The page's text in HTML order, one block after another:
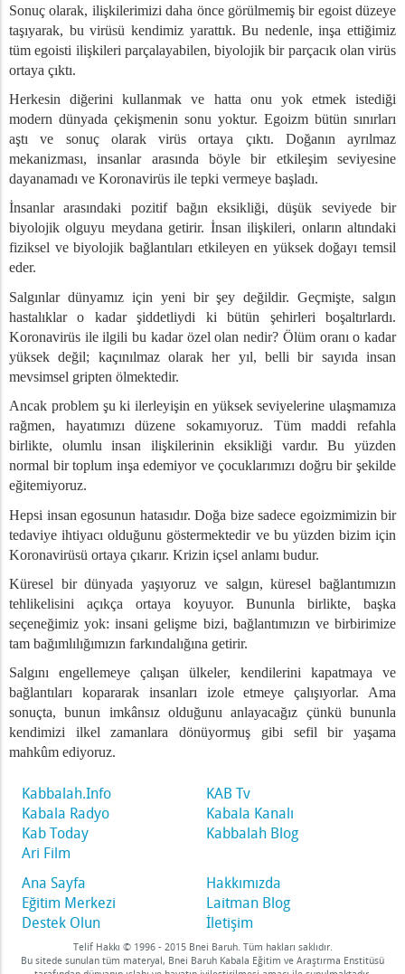
Toplumun Pasifliği
Gözden Geçirme Zamanı
Virüs
Öğrenmek
Umursamamanın Bir Göstergesi
Doğru Bir İtiş
Bağlayacak
Bir Sonucudur
Hangi Hazları Hazırlıyor?
Nasıl Olacak?
Huzursuzluk Tehlikesi, Bölüm 1
Huzursuzluk Tehlikesi, Bölüm 2
Belirliyor
Çıkacak
Veriyoruz ?
Bir Sonucudur
Yayılmasını Durdurabilir Mi?
Üstesinden Nasıl Gelinir
Bağlar Yeniden Kurulmalı
Çabuk Öğrenirsek, O Kadar Çabuk İyileşeceğiz - Dr.
Nasıl Karşılaştırılır
Olacak?
Sonuç olarak, ilişkilerimizi daha önce görülmemiş bir egoist düzeye
taşıyarak, bu virüsü kendimiz yarattık. Bu nedenle, inşa ettiğimiz
tüm egoisti ilişkileri parçalayabilen, biyolojik bir parçacık olan virüs
ortaya çıktı.
Herkesin diğerini kullanmak ve hatta onu yok etmek istediği
modern dünyada çekişmenin sonu yoktur. Egoizm bütün sınırları
aştı ve sonuç olarak virüs ortaya çıktı. Doğanın ayrılmaz
mekanizması, insanlar arasında böyle bir etkileşim seviyesine
dayanamadı ve Koronavirüs ile tepki vermeye başladı.
İnsanlar arasındaki pozitif bağın eksikliği, düşük seviyede bir
biyolojik olguyu meydana getirir. İnsan ilişkileri, onların altındaki
fiziksel ve biyolojik bağlantıları etkileyen en yüksek doğayı temsil
eder.
Salgınlar dünyamız için yeni bir şey değildir. Geçmişte, salgın
hastalıklar o kadar şiddetliydi ki bütün şehirleri boşaltırlardı.
Koronavirüs ile ilgili bu kadar özel olan nedir? Ölüm oranı o kadar
yüksek değil; kaçınılmaz olarak her yıl, belli bir sayıda insan
mevsimsel gripten ölmektedir.
Ancak problem şu ki ilerleyişin en yüksek seviyelerine ulaşmamıza
rağmen, hayatımızı düzene sokamıyoruz. Tüm maddi refahla
birlikte, olumlu insan ilişkilerinin eksikliği vardır.Bu yüzden
normal bir toplum inşa edemiyor ve çocuklarımızı doğru bir şekilde
eğitemiyoruz.
Hepsi insan egosunun hatasıdır. Doğa bize sadece egoizmimizin bir
tedaviye ihtiyacı olduğunu göstermektedir ve bu yüzden bizim için
Koronavirüsü ortaya çıkarır. Krizin içsel anlamı budur.
Küresel bir dünyada yaşıyoruz ve salgın, küresel bağlantımızın
tehlikelisini açıkça ortaya koyuyor. Bununla birlikte, başka
seçeneğimiz yok: insani gelişme bizi, bağlantımızın ve birbirimize
tam bağımlılığımızın farkındalığına getirir.
Salgını engellemeye çalışan ülkeler, kendilerini kapatmaya ve
bağlantıları kopararak insanları izole etmeye çalışıyorlar. Ama
sonuçta, bunun imkânsız olduğunu anlayacağız çünkü bununla
kendimizi ilkel zamanlara dönüyormuş gibi sefil bir yaşama
mahkûm ediyoruz.
Kabbalah.Info
KAB Tv
Kabala Radyo
Kabala Kanalı
Kab Today
Kabbalah Blog
Ari Film
Ana Sayfa
Hakkımızda
Eğitim Merkezi
Laitman Blog
Destek Olun
İletişim
Telif Hakkı © 1996 - 2015 Bnei Baruh. Tüm hakları saklıdır.
Bu sitede sunulan tüm materyal, Bnei Baruh Kabala Eğitim ve Araştırma Enstitüsü